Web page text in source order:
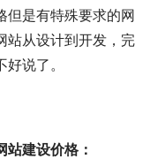
但是有特殊要求的网
站从设计到开发，完
说了。
建设价格：